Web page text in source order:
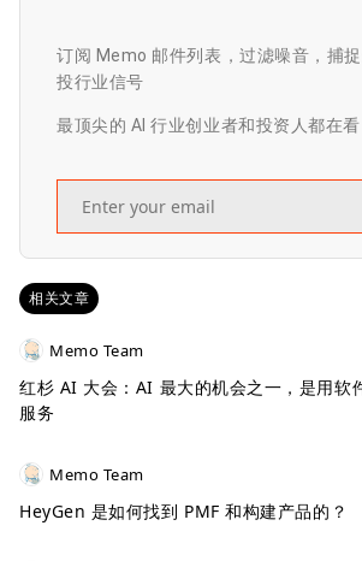
订阅 Memo 邮件列表，过滤噪音，捕
投行业信号
最顶尖的 AI 行业创业者和投资人都在看
相关文章
Memo Team
红杉 AI 大会：AI 最大的机会之一，是用软
服务
Memo Team
HeyGen 是如何找到 PMF 和构建产品的？